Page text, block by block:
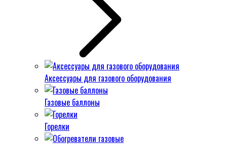
Аксессуары для газового оборудования
Газовые баллоны
Горелки